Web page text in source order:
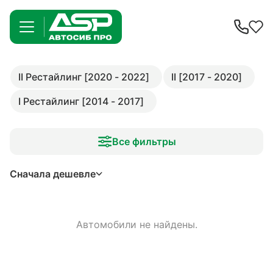
II Рестайлинг [2020 - 2022]
II [2017 - 2020]
I Рестайлинг [2014 - 2017]
Все фильтры
Сначала дешевле
Автомобили не найдены.